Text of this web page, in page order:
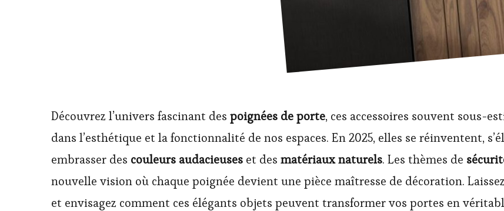
Découvrez l’univers fascinant des poignées de porte, ces accessoires souvent sous-
dans l’esthétique et la fonctionnalité de nos espaces. En 2025, elles se réinventent,
embrasser des couleurs audacieuses et des matériaux naturels. Les thèmes de
nouvelle vision où chaque poignée devient une pièce maîtresse de décoration.
et envisagez comment ces élégants objets peuvent transformer vos portes en